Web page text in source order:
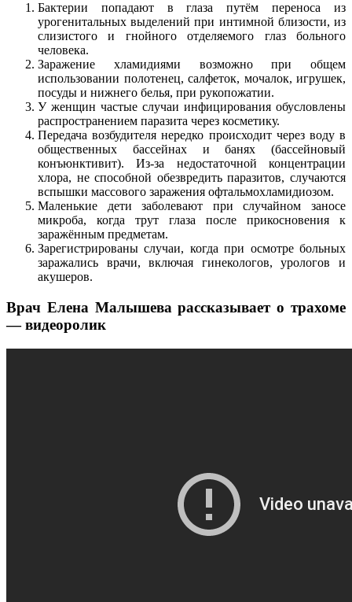
Бактерии попадают в глаза путём переноса из
урогенитальных выделений при интимной близости, из
слизистого и гнойного отделяемого глаз больного
человека.
Заражение хламидиями возможно при общем
использовании полотенец, салфеток, мочалок, игрушек,
посуды и нижнего белья, при рукопожатии.
У женщин частые случаи инфицирования обусловлены
распространением паразита через косметику.
Передача возбудителя нередко происходит через воду в
общественных бассейнах и банях (бассейновый
конъюнктивит). Из-за недостаточной концентрации
хлора, не способной обезвредить паразитов, случаются
вспышки массового заражения офтальмохламидиозом.
Маленькие дети заболевают при случайном заносе
микроба, когда трут глаза после прикосновения к
заражённым предметам.
Зарегистрированы случаи, когда при осмотре больных
заражались врачи, включая гинекологов, урологов и
акушеров.
Врач Елена Малышева рассказывает о трахоме
— видеоролик